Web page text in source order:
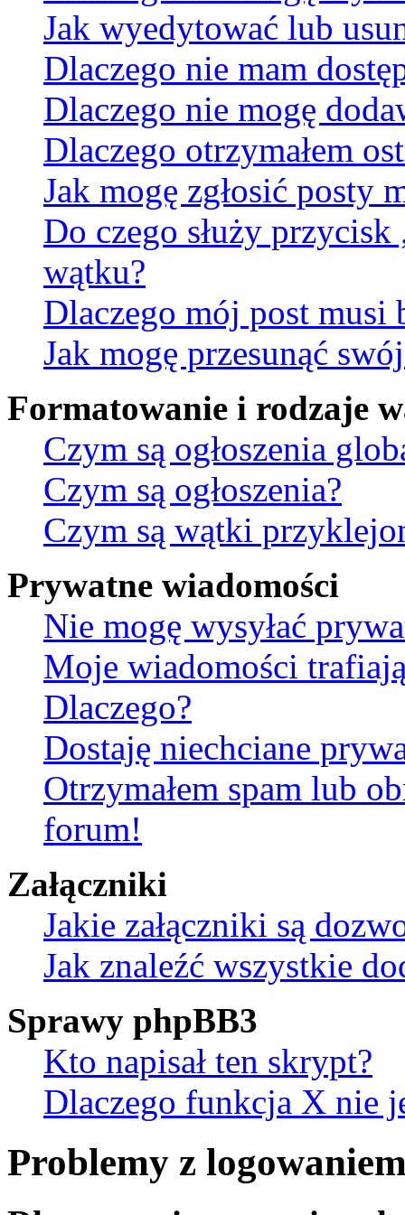
Jak wyedytować lub
Dlaczego nie mam
Dlaczego nie mogę
Dlaczego otrzymałem
Jak mogę zgłosić posty
Do czego służy
wątku?
Dlaczego mój post musi
Jak mogę przesunąć
Formatowanie i rodzaje
Czym są ogłoszenia
Czym są ogłoszenia?
Czym są wątki
Prywatne wiadomości
Nie mogę wysyłać
Moje wiadomości
Dlaczego?
Dostaję niechciane
Otrzymałem spam lub
forum!
Załączniki
Jakie załączniki są
Jak znaleźć wszystkie
Sprawy phpBB3
Kto napisał ten skrypt?
Dlaczego funkcja X nie
Problemy z